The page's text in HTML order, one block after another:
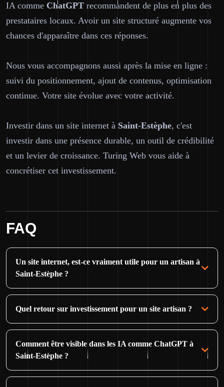
IA comme ChatGPT recommandent de plus en plus des
prestataires locaux. Avoir un site structuré augmente vos
chances d'apparaître dans ces réponses.
Nous vous accompagnons aussi après la mise en ligne :
suivi du positionnement, ajout de contenus, optimisation
continue. Votre site évolue avec votre activité.
Investir dans un site internet à Saint-Estèphe, c'est
investir dans une présence durable, un outil de crédibilité
et un levier de croissance. Turing Web vous aide à
concrétiser cet investissement.
FAQ
Un site internet, est-ce vraiment utile pour un artisan à
Saint-Estèphe ?
Quel retour sur investissement pour un site artisan ?
Comment être visible dans les IA comme ChatGPT à
Saint-Estèphe ?